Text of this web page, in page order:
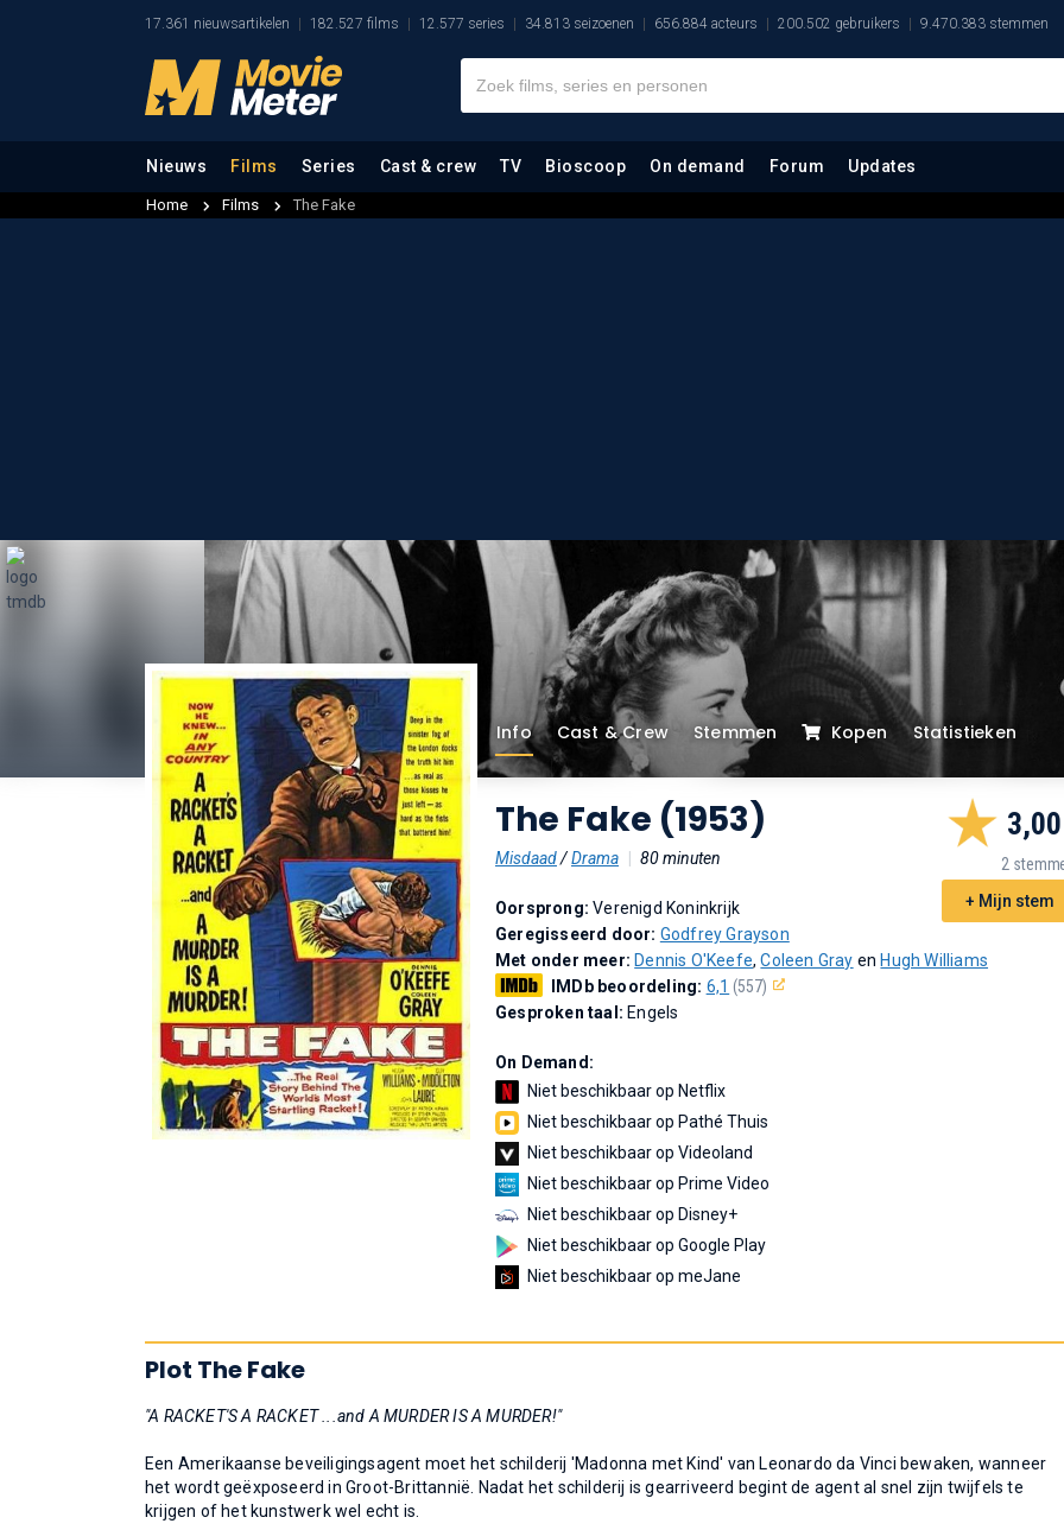
17.361 nieuwsartikelen 182.527 films 12.577 series 34.813 seizoenen 656.884 acteurs 200.502 gebruikers 9.470.383 stemmen
Nieuws Films Series Cast & crew TV Bioscoop On demand Forum Updates
Home Films The Fake
Info Cast & Crew Stemmen Kopen Statistieken
The Fake (1953)
Misdaad/Drama 80 minuten
3,00
2
+ Mijn stem
Oorsprong:Verenigd Koninkrijk
Geregisseerd door: Godfrey Grayson
Met onder meer: Dennis O'Keefe,Coleen Gray en Hugh Williams
IMDb beoordeling: 6,1 (557)
Gesproken taal: Engels
On Demand:
Niet beschikbaar op Netflix
Niet beschikbaar op Pathé Thuis
Niet beschikbaar op Videoland
Niet beschikbaar op Prime Video
Niet beschikbaar op Disney+
Niet beschikbaar op Google Play
Niet beschikbaar op meJane
Plot The Fake
"A RACKET'S A RACKET ...and A MURDER IS A MURDER!"
Een Amerikaanse beveiligingsagent moet het schilderij 'Madonna met Kind' van Leonardo da Vinci bewaken, wanneer
het wordt geëxposeerd in Groot-Brittannië. Nadat het schilderij is gearriveerd begint de agent al snel zijn twijfels te
krijgen of het kunstwerk wel echt is.